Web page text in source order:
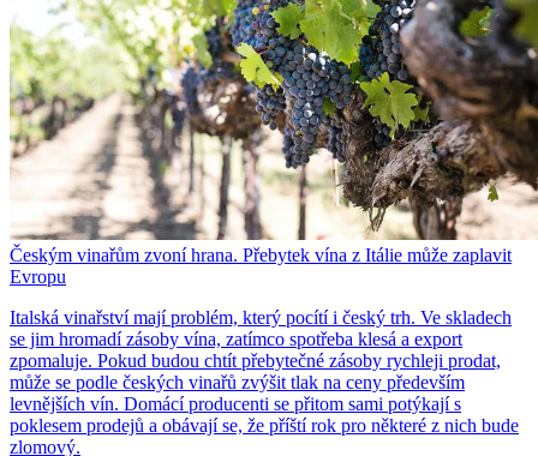
Českým vinařům zvoní hrana. Přebytek vína z Itálie může zaplavit
Evropu
Italská vinařství mají problém, který pocítí i český trh. Ve skladech
se jim hromadí zásoby vína, zatímco spotřeba klesá a export
zpomaluje. Pokud budou chtít přebytečné zásoby rychleji prodat,
může se podle českých vinařů zvýšit tlak na ceny především
levnějších vín. Domácí producenti se přitom sami potýkají s
poklesem prodejů a obávají se, že příští rok pro některé z nich bude
zlomový.